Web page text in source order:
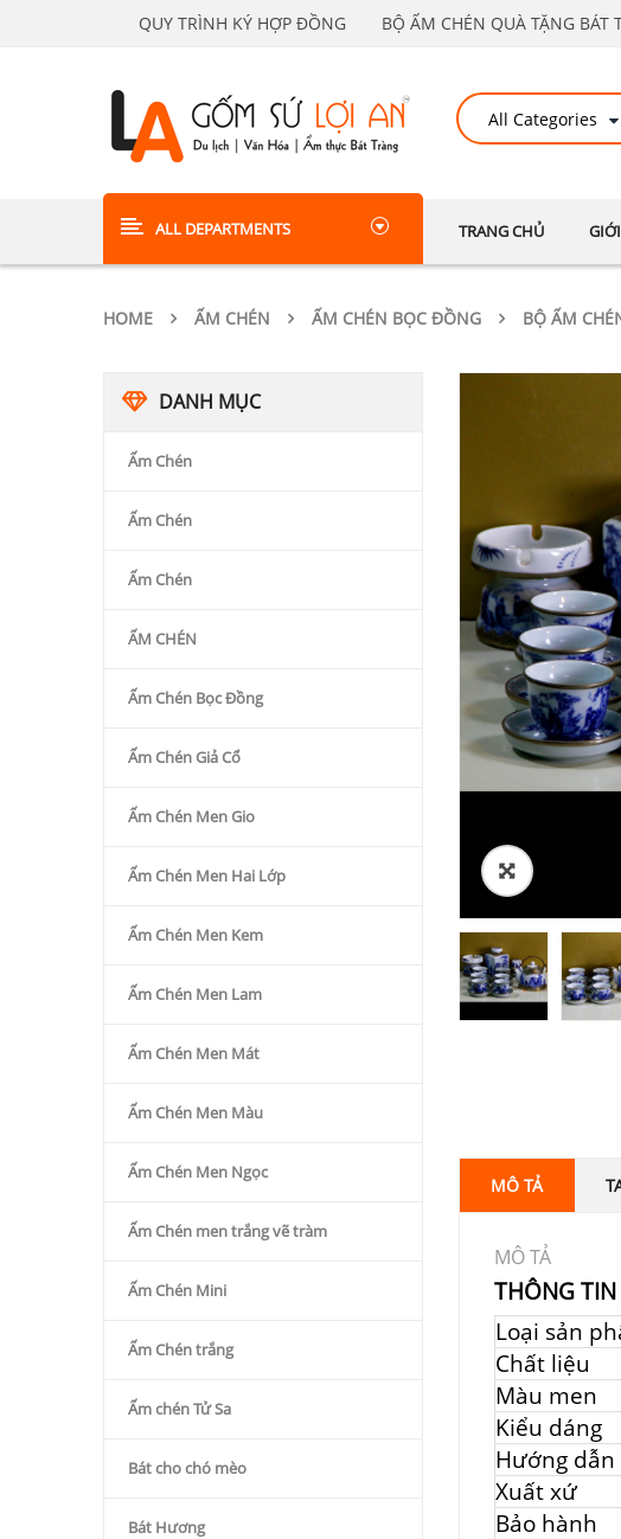
QUY TRÌNH KÝ HỢP ĐỒNG BỘ ẤM CHÉN QUÀ TẶNG BÁT
ALL DEPARTMENTS TRANG CHỦ
HOME ẤM CHÉN ẤM CHÉN BỌC ĐỒNG BỘ ẤM
DANH MỤC
Ấm Chén
Ấm Chén
Ấm Chén
ẤM CHÉN
Ấm Chén Bọc Đồng
Ấm Chén Giả Cổ
Ấm Chén Men Gio
Ấm Chén Men Hai Lớp
Ấm Chén Men Kem
Ấm Chén Men Lam
Ấm Chén Men Mát
Ấm Chén Men Màu
Ấm Chén Men Ngọc
Ấm Chén men trắng vẽ tràm
Ấm Chén Mini
Ấm Chén trắng
Ấm chén Tử Sa
Bát cho chó mèo
Bát Hương
MÔ TẢ
MÔ TẢ
THÔNG
Loại sản
Chất liệu
Màu men
Kiểu dáng
Hướng
Xuất xứ
Bảo hành